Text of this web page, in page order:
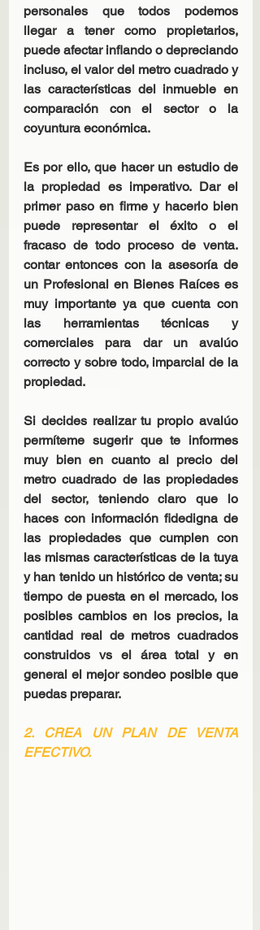
personales que todos podemos
llegar a tener como propietarios,
puede afectar inflando o depreciando
incluso, el valor del metro cuadrado y
las características del inmueble en
comparación con el sector o la
coyuntura económica.
Es por ello, que hacer un estudio de
la propiedad es imperativo. Dar el
primer paso en firme y hacerlo bien
puede representar el éxito o el
fracaso de todo proceso de venta.
contar entonces con la asesoría de
un Profesional en Bienes Raíces es
muy importante ya que cuenta con
las herramientas técnicas y
comerciales para dar un avalúo
correcto y sobre todo, imparcial de la
propiedad.
Si decides realizar tu propio avalúo
permíteme sugerir que te informes
muy bien en cuanto al precio del
metro cuadrado de las propiedades
del sector, teniendo claro que lo
haces con información fidedigna de
las propiedades que cumplen con
las mismas características de la tuya
y han tenido un histórico de venta; su
tiempo de puesta en el mercado, los
posibles cambios en los precios, la
cantidad real de metros cuadrados
construidos vs el área total y en
general el mejor sondeo posible que
puedas preparar.
2. CREA UN PLAN DE VENTA
EFECTIVO.